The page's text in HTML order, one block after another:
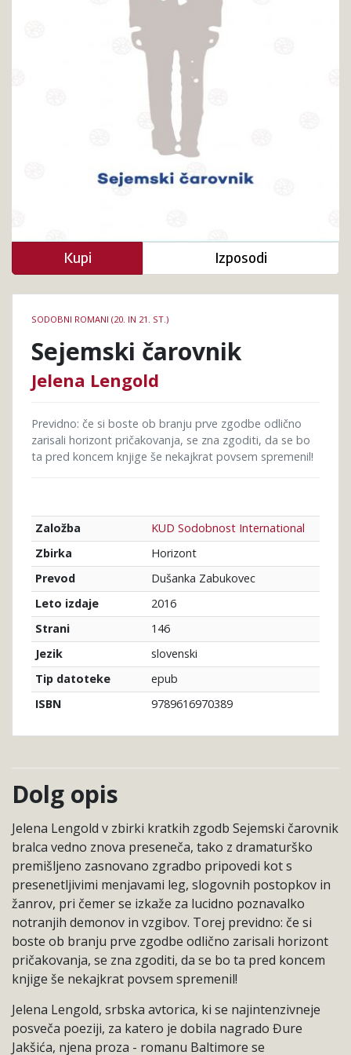
knjige
SODOBNI ROMANI (20. IN 21. ST.)
Sejemski čarovnik
Jelena Lengold
Previdno: če si boste ob branju prve zgodbe odlično
zarisali horizont pričakovanja, se zna zgoditi, da se bo
ta pred koncem knjige še nekajkrat povsem spremenil!
Založba
KUD Sodobnost International
Zbirka
Horizont
Prevod
Dušanka Zabukovec
Leto izdaje
2016
Strani
146
Jezik
slovenski
Tip datoteke
epub
ISBN
9789616970389
Kupi Izposodi
Dolg opis
Jelena Lengold v zbirki kratkih zgodb Sejemski čarovnik
bralca vedno znova preseneča, tako z dramaturško
premišljeno zasnovano zgradbo pripovedi kot s
presenetljivimi menjavami leg, slogovnih postopkov in
žanrov, pri čemer se izkaže za lucidno poznavalko
notranjih demonov in vzgibov. Torej previdno: če si
boste ob branju prve zgodbe odlično zarisali horizont
pričakovanja, se zna zgoditi, da se bo ta pred koncem
knjige še nekajkrat povsem spremenil!
Jelena Lengold, srbska avtorica, ki se najintenzivneje
posveča poeziji, za katero je dobila nagrado Đure
Jakšića, njena proza - romanu Baltimore se